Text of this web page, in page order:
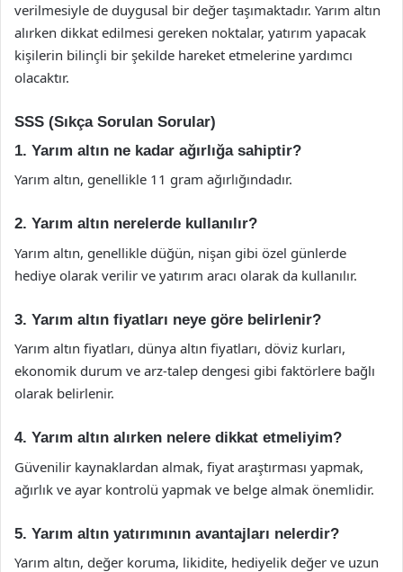
verilmesiyle de duygusal bir değer taşımaktadır. Yarım altın
alırken dikkat edilmesi gereken noktalar, yatırım yapacak
kişilerin bilinçli bir şekilde hareket etmelerine yardımcı
olacaktır.
SSS (Sıkça Sorulan Sorular)
1. Yarım altın ne kadar ağırlığa sahiptir?
Yarım altın, genellikle 11 gram ağırlığındadır.
2. Yarım altın nerelerde kullanılır?
Yarım altın, genellikle düğün, nişan gibi özel günlerde
hediye olarak verilir ve yatırım aracı olarak da kullanılır.
3. Yarım altın fiyatları neye göre belirlenir?
Yarım altın fiyatları, dünya altın fiyatları, döviz kurları,
ekonomik durum ve arz-talep dengesi gibi faktörlere bağlı
olarak belirlenir.
4. Yarım altın alırken nelere dikkat etmeliyim?
Güvenilir kaynaklardan almak, fiyat araştırması yapmak,
ağırlık ve ayar kontrolü yapmak ve belge almak önemlidir.
5. Yarım altın yatırımının avantajları nelerdir?
Yarım altın, değer koruma, likidite, hediyelik değer ve uzun